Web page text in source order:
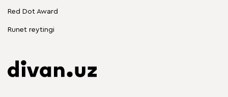
Red Dot Award
Runet reytingi